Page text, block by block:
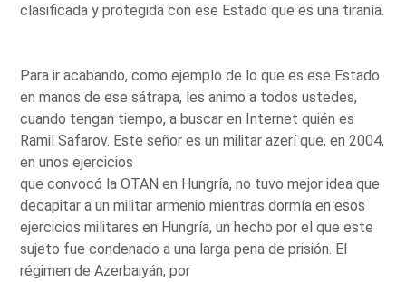
clasificada y protegida con ese Estado que es una tiranía.
Para ir acabando, como ejemplo de lo que es ese Estado
en manos de ese sátrapa, les animo a todos ustedes,
cuando tengan tiempo, a buscar en Internet quién es
Ramil Safarov. Este señor es un militar azerí que, en 2004,
en unos ejercicios
que convocó la OTAN en Hungría, no tuvo mejor idea que
decapitar a un militar armenio mientras dormía en esos
ejercicios militares en Hungría, un hecho por el que este
sujeto fue condenado a una larga pena de prisión. El
régimen de Azerbaiyán, por